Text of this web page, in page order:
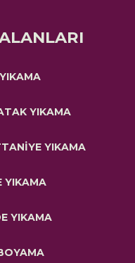
YIKAMA
YIKAMA
YIKAMA
YIKAMA